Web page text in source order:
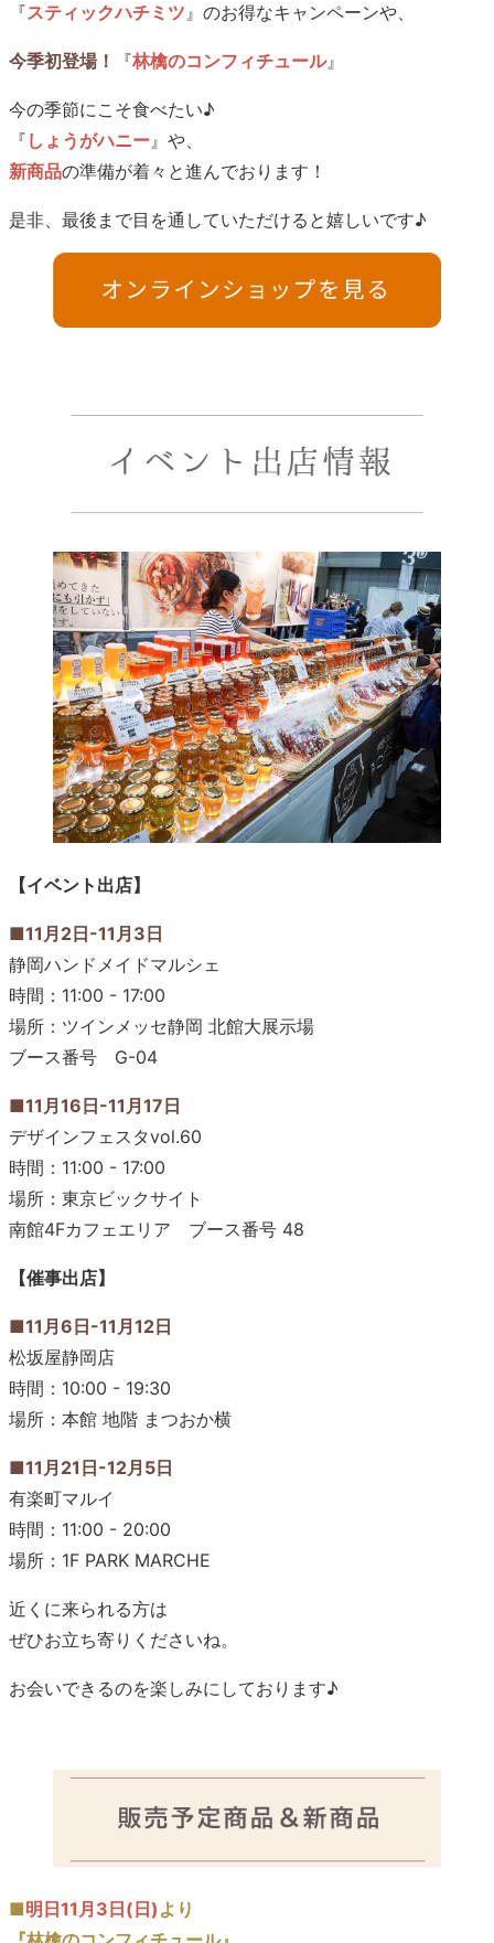
『スティックハチミツ』のお得なキャンペーンや、
今季初登場！ 『林檎のコンフィチュール』
今の季節にこそ食べたい♪
『 しょうがハニー』や、
新商品の準備が着々と進んでおります！
是非、最後まで目を通していただけると嬉しいです♪
【イベント出店】
■11月2日-11月3日
静岡ハンドメイドマルシェ
時間：11:00 - 17:00
場所：ツインメッセ静岡 北館大展示場
ブース番号 G-04
■11月16日-11月17日
デザインフェスタvol.60
時間：11:00 - 17:00
場所：東京ビックサイト
南館4Fカフェエリア ブース番号 48
【催事出店】
■11月6日-11月12日
松坂屋静岡店
時間：10:00 - 19:30
場所：本館 地階 まつおか横
■11月21日-12月5日
有楽町マルイ
時間：11:00 - 20:00
場所：1F PARK MARCHE
近くに来られる方は
ぜひお立ち寄りくださいね。
お会いできるのを楽しみにしております♪
■明日11月3日(日) より